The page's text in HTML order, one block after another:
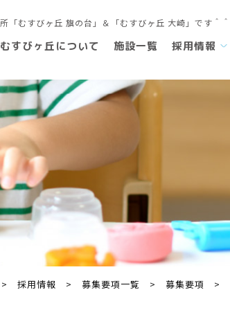
むすびヶ丘について 施設一覧 採用情報
> 採用情報 > 募集要項一覧 > 募集要項 >